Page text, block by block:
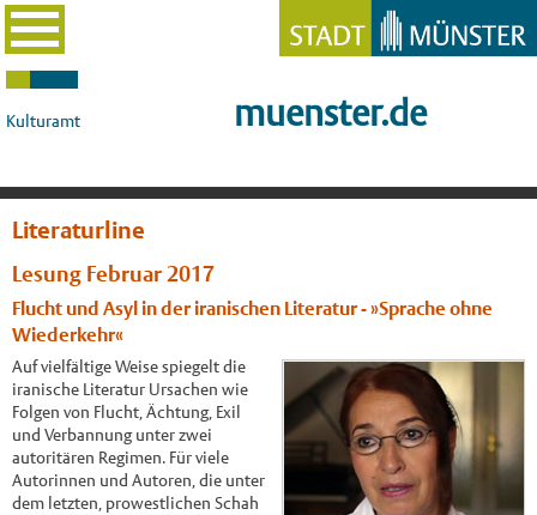
Kulturamt muenster.de
Literaturline
Lesung Februar 2017
Flucht und Asyl in der iranischen Literatur - »Sprache ohne
Wiederkehr«
Auf vielfältige Weise spiegelt die
iranische Literatur Ursachen wie
Folgen von Flucht, Ächtung, Exil
und Verbannung unter zwei
autoritären Regimen. Für viele
Autorinnen und Autoren, die unter
dem letzten, prowestlichen Schah